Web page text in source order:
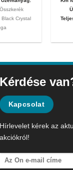
Black Crystal
Kérdése
Kapcsolat
Hírlevelet kérek az
akciókról!